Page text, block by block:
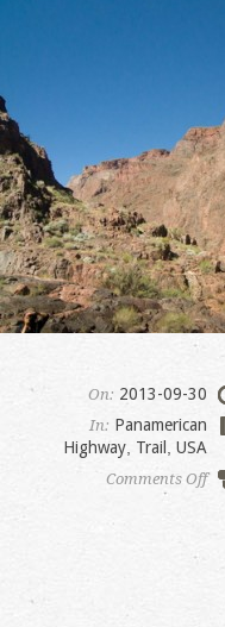
On: 2013-09-30
In: Panamerican
Highway Trail USA
Comments Offon